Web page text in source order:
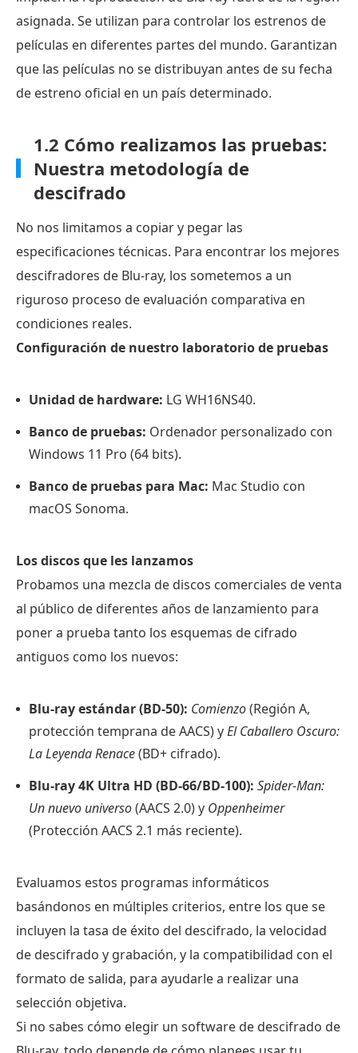
asignada. Se utilizan para controlar los estrenos de
películas en diferentes partes del mundo. Garantizan
que las películas no se distribuyan antes de su fecha
de estreno oficial en un país determinado.
1.2 Cómo realizamos las pruebas:
Nuestra metodología de
descifrado
No nos limitamos a copiar y pegar las
especificaciones técnicas. Para encontrar los mejores
descifradores de Blu-ray, los sometemos a un
riguroso proceso de evaluación comparativa en
condiciones reales.
Configuración de nuestro laboratorio de pruebas
Unidad de hardware: LG WH16NS40.
Banco de pruebas: Ordenador personalizado con
Windows 11 Pro (64 bits).
Banco de pruebas para Mac: Mac Studio con
macOS Sonoma.
Los discos que les lanzamos
Probamos una mezcla de discos comerciales de venta
al público de diferentes años de lanzamiento para
poner a prueba tanto los esquemas de cifrado
antiguos como los nuevos:
Blu-ray estándar (BD-50): Comienzo(Región A,
protección temprana de AACS) yEl Caballero Oscuro:
La Leyenda Renace(BD+ cifrado).
Blu-ray 4K Ultra HD (BD-66/BD-100): Spider-Man:
Un nuevo universo(AACS 2.0) y Oppenheimer
(Protección AACS 2.1 más reciente).
Evaluamos estos programas informáticos
basándonos en múltiples criterios, entre los que se
incluyen la tasa de éxito del descifrado, la velocidad
de descifrado y grabación, y la compatibilidad con el
formato de salida, para ayudarle a realizar una
selección objetiva.
Si no sabes cómo elegir un software de descifrado de